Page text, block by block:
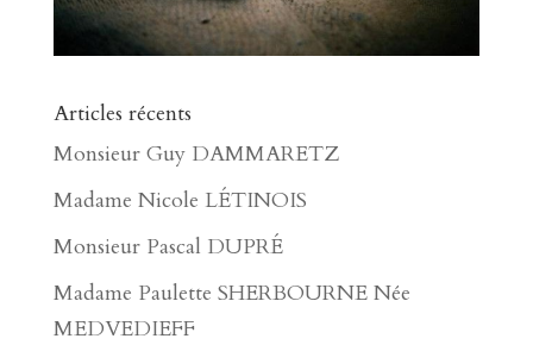
Articles récents
Monsieur Guy DAMMARETZ
Madame Nicole LÉTINOIS
Monsieur Pascal DUPRÉ
Madame Paulette SHERBOURNE Née
MEDVEDIEFF